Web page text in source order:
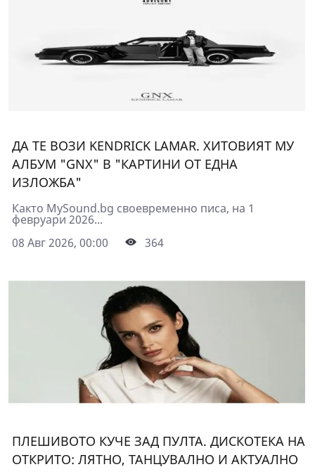
ДА ТЕ ВОЗИ KENDRICK LAMAR. ХИТОВИЯТ МУ
АЛБУМ "GNX" В "КАРТИНИ ОТ ЕДНА
ИЗЛОЖБА"
Както MySound.bg своевременно писа, на 1
февруари 2026...
08 Авг 2026, 00:00
364
ПЛЕШИВОТО КУЧЕ ЗАД ПУЛТА. ДИСКОТЕКА НА
ОТКРИТО: ЛЯТНО, ТАНЦУВАЛНО И АКТУАЛНО